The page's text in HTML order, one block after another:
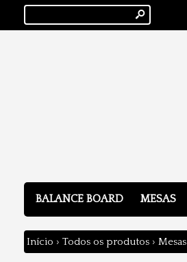
s
BALANCE BOARD MESAS
Início › Todos os produtos › Mesas